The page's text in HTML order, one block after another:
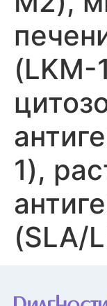
(LKM-
1),
(SLA/